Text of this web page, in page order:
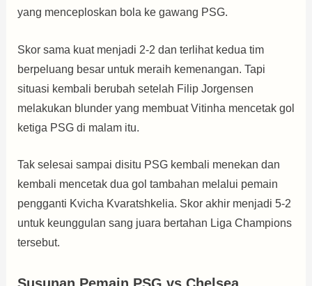
yang menceploskan bola ke gawang PSG.
Skor sama kuat menjadi 2-2 dan terlihat kedua tim
berpeluang besar untuk meraih kemenangan. Tapi
situasi kembali berubah setelah Filip Jorgensen
melakukan blunder yang membuat Vitinha mencetak gol
ketiga PSG di malam itu.
Tak selesai sampai disitu PSG kembali menekan dan
kembali mencetak dua gol tambahan melalui pemain
pengganti Kvicha Kvaratshkelia. Skor akhir menjadi 5-2
untuk keunggulan sang juara bertahan Liga Champions
tersebut.